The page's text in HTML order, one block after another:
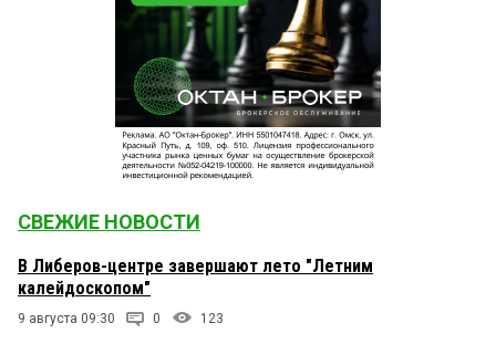
СВЕЖИЕ НОВОСТИ
В Либеров-центре завершают лето "Летним
калейдоскопом"
9 августа 09:30 0 123